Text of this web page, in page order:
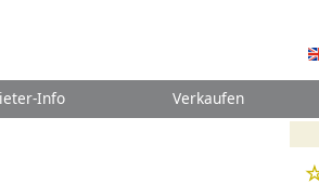
Info Verkaufen